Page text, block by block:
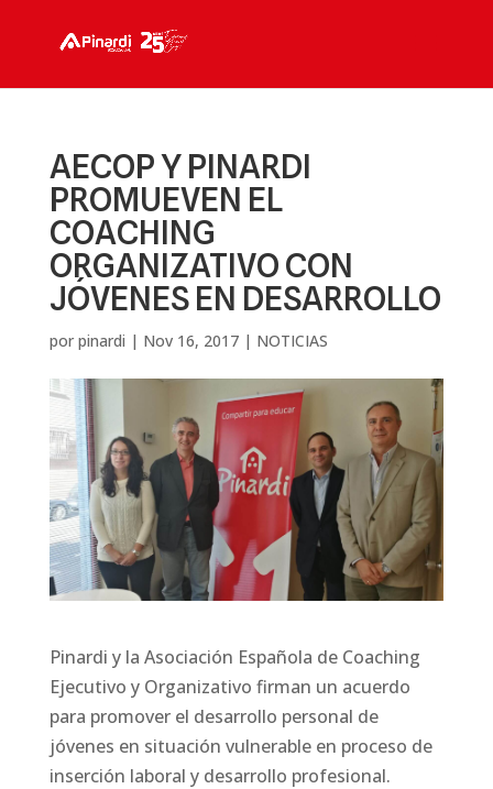
AECOP Y PINARDI
PROMUEVEN EL
COACHING
ORGANIZATIVO CON
JÓVENES EN DESARROLLO
por pinardi | Nov 16, 2017| NOTICIAS
Pinardi y la Asociación Española de Coaching
Ejecutivo y Organizativo firman un acuerdo
para promover el desarrollo personal de
jóvenes en situación vulnerable en proceso de
inserción laboral y desarrollo profesional.